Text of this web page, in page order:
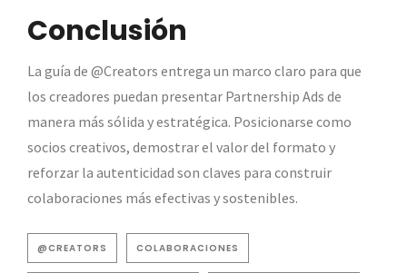
Conclusión
La guía de @Creators entrega un marco claro para que
los creadores puedan presentar Partnership Ads de
manera más sólida y estratégica. Posicionarse como
socios creativos, demostrar el valor del formato y
reforzar la autenticidad son claves para construir
colaboraciones más efectivas y sostenibles.
@CREATORS COLABORACIONES